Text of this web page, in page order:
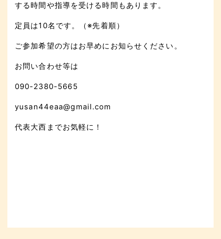
する時間や指導を受ける時間もあります。
定員は10名です。（※先着順）
ご参加希望の方はお早めにお知らせください。
お問い合わせ等は
090-2380-5665
yusan44eaa@gmail.com
代表大西までお気軽に！